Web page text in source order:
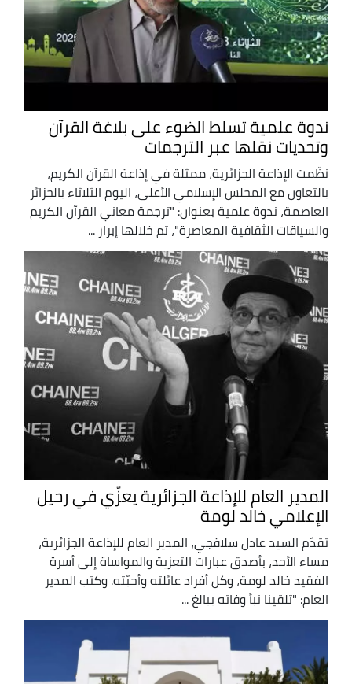
ندوة علمية تسلط الضوء على بلاغة القرآن
وتحديات نقلها عبر الترجمات
نظّمت الإذاعة الجزائرية، ممثلة في إذاعة القرآن الكريم،
بالتعاون مع المجلس الإسلامي الأعلى، اليوم الثلاثاء بالجزائر
العاصمة، ندوة علمية بعنوان: "ترجمة معاني القرآن الكريم
والسياقات الثقافية المعاصرة"، تم خلالها إبراز ...
المدير العام للإذاعة الجزائرية يعزّي في رحيل
الإعلامي خالد لومة
تقدّم السيد عادل سلاقجي، المدير العام للإذاعة الجزائرية،
مساء الأحد، بأصدق عبارات التعزية والمواساة إلى أسرة
الفقيد خالد لومة، وكل أفراد عائلته وأحبّته. وكتب المدير
العام: "تلقينا نبأ وفاته ببالغ ...